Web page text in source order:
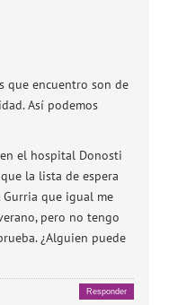
que encuentro son de
Así podemos
el hospital Donosti
la lista de espera
Gurria que igual me
pero no tengo
¿Alguien puede
Responder